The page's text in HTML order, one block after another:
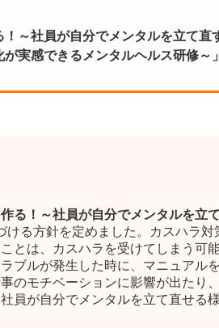
～社員が自分でメンタルを立て直
実感できるメンタルヘルス研修～」
る！～社員が自分でメンタルを立
る方針を定めました。カスハラ
とは、カスハラを受けてしまう可
ブルが発生した時に、マニュアル
のモチベーションに影響が出たり
員が自分でメンタルを立て直せる